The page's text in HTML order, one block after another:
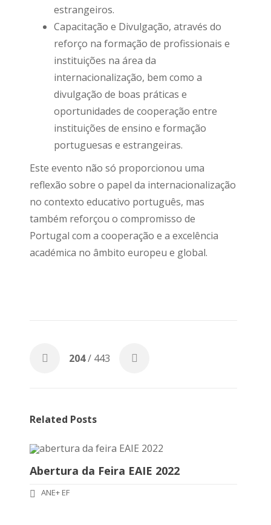
estrangeiros.
Capacitação e Divulgação, através do
reforço na formação de profissionais e
instituições na área da
internacionalização, bem como a
divulgação de boas práticas e
oportunidades de cooperação entre
instituições de ensino e formação
portuguesas e estrangeiras.
Este evento não só proporcionou uma
reflexão sobre o papel da internacionalização
no contexto educativo português, mas
também reforçou o compromisso de
Portugal com a cooperação e a excelência
académica no âmbito europeu e global.
204/ 443
Related Posts
Abertura da Feira EAIE 2022
ANE+ EF